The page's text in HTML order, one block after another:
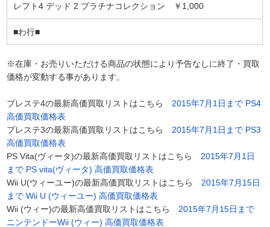
レフト4 デッド 2 プラチナコレクション ￥1,000
■わ行■
※在庫・お売りいただける商品の状態により予告なしに終了・買取
価格が変動する事があります。
プレステ4の最新高価買取リストはこちら 2015年7月1日まで PS4
高価買取価格表
プレステ3の最新高価買取リストはこちら 2015年7月1日まで PS3
高価買取価格表
PS Vita(ヴィータ)の最新高価買取リストはこちら 2015年7月1日
まで PS vita(ヴィータ) 高価買取価格表
Wii U(ウィーユー)の最新高価買取リストはこちら 2015年7月15日
まで Wii U (ウィーユー) 高価買取価格表
Wii (ウィー)の最新高価買取リストはこちら 2015年7月15日まで
ニンテンドーWii (ウィー) 高価買取価格表